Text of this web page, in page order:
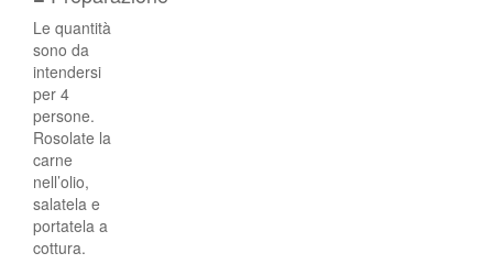
Le quantità
sono da
intendersi
per 4
persone.
Rosolate la
carne
nell’olio,
salatela e
portatela a
cottura.